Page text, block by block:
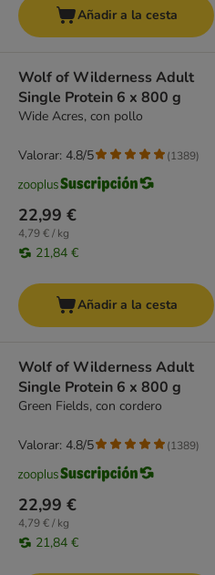
Añadir a la cesta
Wolf of Wilderness Adult
Single Protein 6 x 800 g
Wide Acres, con pollo
22,99 €
4,79 € / kg
21,84 €
Valorar: 4.8/5 (1389)
Añadir a la cesta
Wolf of Wilderness Adult
Single Protein 6 x 800 g
Green Fields, con cordero
22,99 €
4,79 € / kg
21,84 €
Valorar: 4.8/5 (1389)